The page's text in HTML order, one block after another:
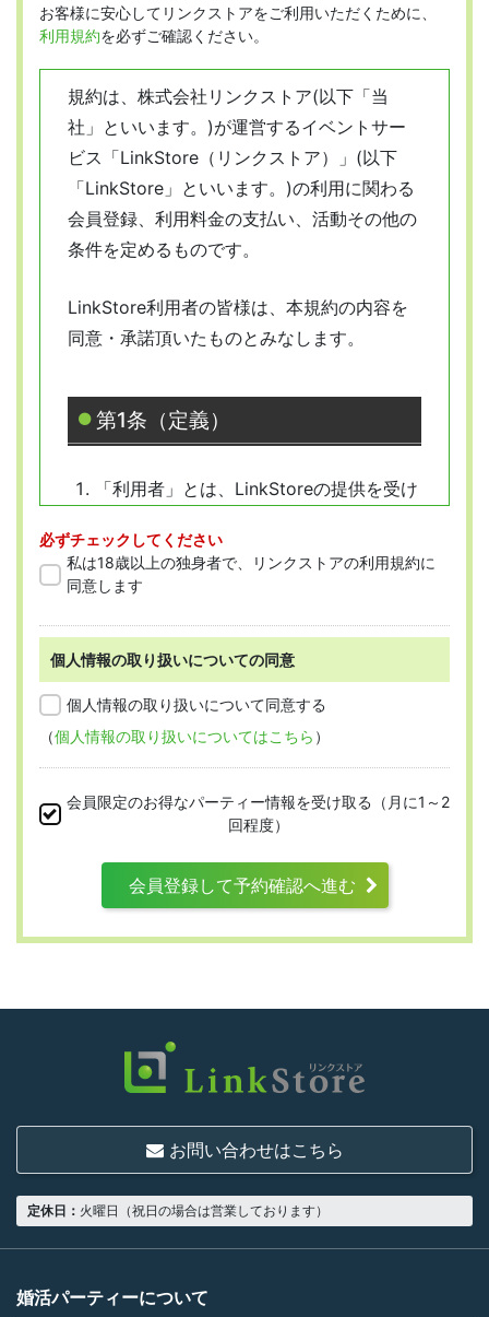
お客様に安心してリンクストアをご利用いただくために、
利用規約を必ずご確認ください。
規約は、株式会社リンクストア(以下「当
社」といいます。)が運営するイベントサー
ビス「LinkStore（リンクストア）」(以下
「LinkStore」といいます。)の利用に関わる
会員登録、利用料金の支払い、活動その他の
条件を定めるものです。
LinkStore利用者の皆様は、本規約の内容を
同意・承諾頂いたものとみなします。
第1条（定義）
「利用者」とは、LinkStoreの提供を受け
「会員」とは、本規約に従って会員登録
をした人を指します。
第2条 （適用範囲）
本規約は、すべての会員に適用され、登録手
ります。
第3条 （利用資格）
いものとします。
18歳以上の独身者であること
男性は収入があること
当社の指定する環境でサービスを利用で
当社が企画するパーティープランに設定
必ずチェックしてください
私は18歳以上の独身者で、リンクストアの利用規約に
同意します
個人情報の取り扱いについての同意
個人情報の取り扱いについて同意する
（個人情報の取り扱いについてはこちら ）
会員限定のお得なパーティー情報を受け取る（月に1～2
回程度）
会員登録して予約確認へ進む
お問い合わせはこちら
定休日： 火曜日（祝日の場合は営業しております）
婚活パーティーについて